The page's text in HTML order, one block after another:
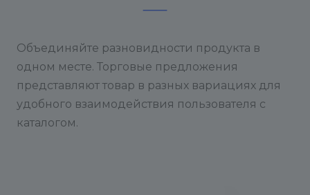
Объединяйте разновидности продукта в
одном месте. Торговые предложения
представляют товар в разных вариациях для
удобного взаимодействия пользователя с
каталогом.